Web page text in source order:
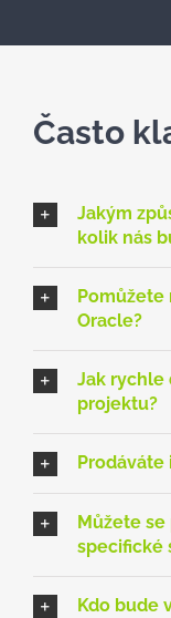
Často
Jakým
kolik nás
Pomůžete
Oracle?
Jak rychle
projektu?
Můžete
specifické
Kdo bude